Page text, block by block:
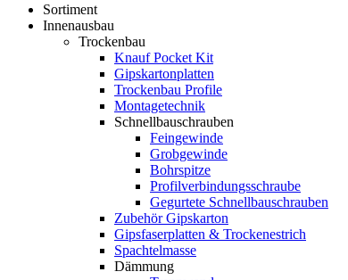
Sortiment
Innenausbau
Trockenbau
Knauf Pocket Kit
Gipskartonplatten
Trockenbau Profile
Montagetechnik
Schnellbauschrauben
Feingewinde
Grobgewinde
Bohrspitze
Profilverbindungsschraube
Gegurtete Schnellbauschrauben
Zubehör Gipskarton
Gipsfaserplatten & Trockenestrich
Spachtelmasse
Dämmung